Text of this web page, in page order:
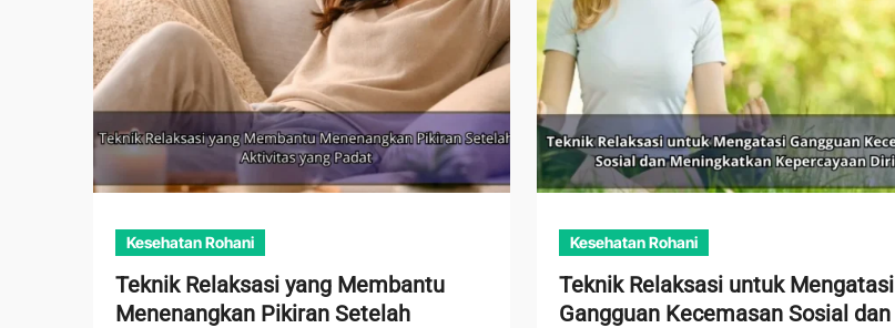
Kesehatan Rohani
Teknik Relaksasi yang Membantu
Menenangkan Pikiran Setelah
Kesehatan Rohani
Teknik Relaksasi untuk Mengatasi
Gangguan Kecemasan Sosial dan